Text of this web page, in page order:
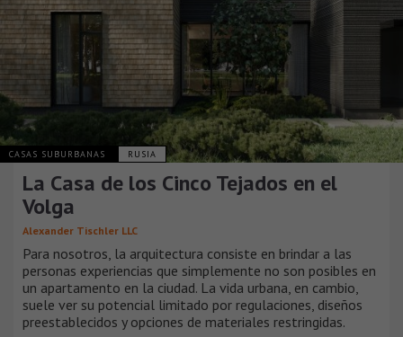
CASAS SUBURBANAS RUSIA
La Casa de los Cinco Tejados en el
Volga
Alexander Tischler LLC
Para nosotros, la arquitectura consiste en brindar a las
personas experiencias que simplemente no son posibles en
un apartamento en la ciudad. La vida urbana, en cambio,
suele ver su potencial limitado por regulaciones, diseños
preestablecidos y opciones de materiales restringidas.